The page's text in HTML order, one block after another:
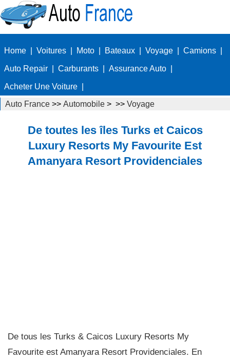
Home Voitures Moto Bateaux Voyage Camions
Auto Repair Carburants Assurance Auto
Acheter Une Voiture
Auto France >> Automobile > >> Voyage
De toutes les îles Turks et Caicos
Luxury Resorts My Favourite Est
Amanyara Resort Providenciales
De tous les Turks & Caicos Luxury Resorts My
Favourite est Amanyara Resort Providenciales. En